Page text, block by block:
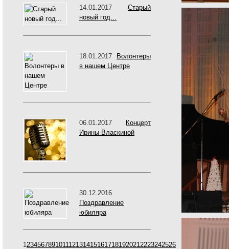
14.01.2017 Старый
новый год...
18.01.2017 Волонтеры
в нашем Центре
06.01.2017 Концерт
Ирины Власкиной
30.12.2016
Поздравление
юбиляра
1 23456789101112131415161718192021 2223242526